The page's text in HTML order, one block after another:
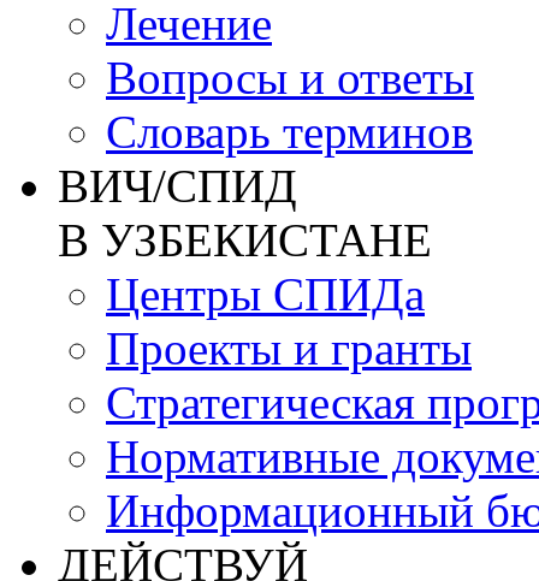
Лечение
Вопросы и ответы
Словарь терминов
ВИЧ/СПИД
В УЗБЕКИСТАНЕ
Центры СПИДа
Проекты и гранты
Стратегическая
Нормативные
Информационный
ДЕЙСТВУЙ